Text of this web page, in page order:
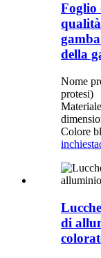
Foglio
della
Nome
protesi)
Colore
inchiesta
di